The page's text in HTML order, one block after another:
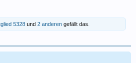
5328 und 2 anderen gefällt das.